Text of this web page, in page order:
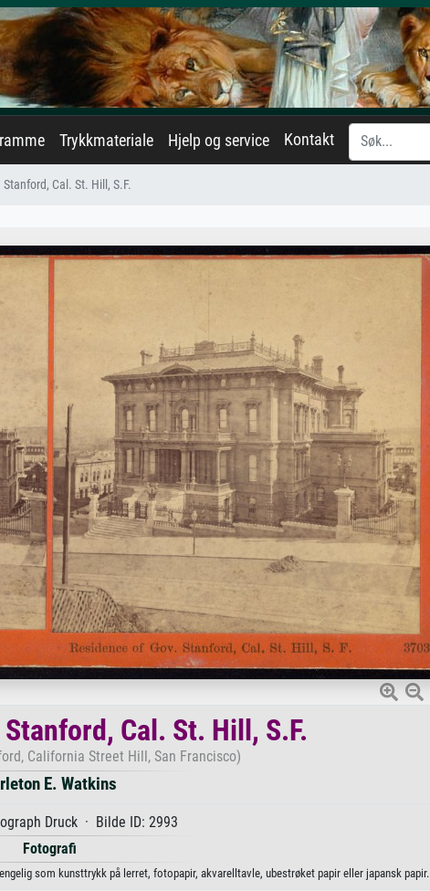
Trykkmateriale Hjelp og service Kontakt
Cal. St. Hill, S.F.
Cal. St. Hill, S.F.
California Street Hill, San Francisco)
E. Watkins
Druck · Bilde ID: 2993
Fotografi
som kunsttrykk på lerret, fotopapir, akvarelltavle, ubestrøket papir eller japansk papir.